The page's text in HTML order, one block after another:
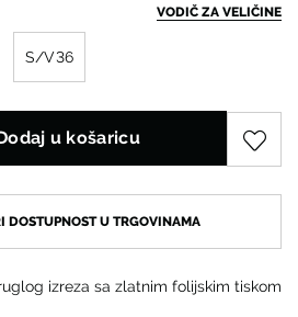
VODIČ ZA VELIČINE
S/V36
u košaricu
DOSTUPNOST U TRGOVINAMA
izreza sa zlatnim folijskim tiskom